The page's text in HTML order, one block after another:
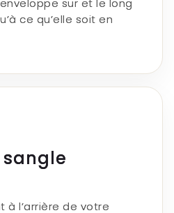
sur et le long
ce qu’elle soit en
à l’arrière de votre